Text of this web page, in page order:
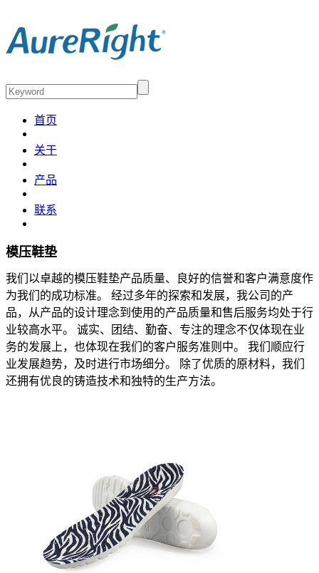
首页
关于
产品
联系
模压鞋垫
我们以卓越的模压鞋垫产品质量、良好的信誉和客户满意度作
为我们的成功标准。 经过多年的探索和发展，我公司的产
品，从产品的设计理念到使用的产品质量和售后服务均处于行
业较高水平。 诚实、团结、勤奋、专注的理念不仅体现在业
务的发展上，也体现在我们的客户服务准则中。 我们顺应行
业发展趋势，及时进行市场细分。 除了优质的原材料，我们
还拥有优良的铸造技术和独特的生产方法。